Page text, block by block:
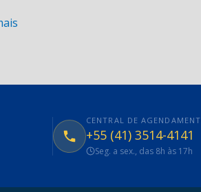
CENTRAL DE
+55 (41) 3514-4141
Seg. a sex., das 8h às 17h